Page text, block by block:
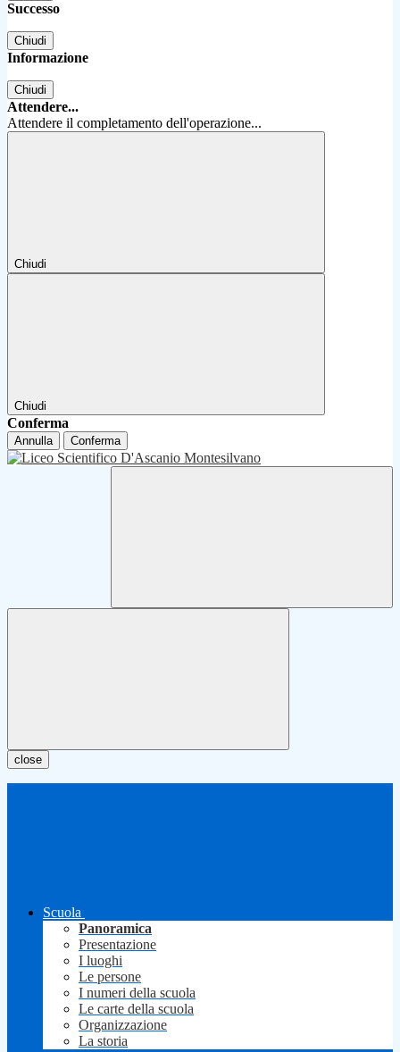
Successo
Chiudi
Informazione
Chiudi
Attendere...
Attendere il completamento dell'operazione...
Chiudi
Chiudi
Conferma
Annulla Conferma
close
Scuola
Panoramica
Presentazione
I luoghi
Le persone
I numeri della scuola
Le carte della scuola
Organizzazione
La storia